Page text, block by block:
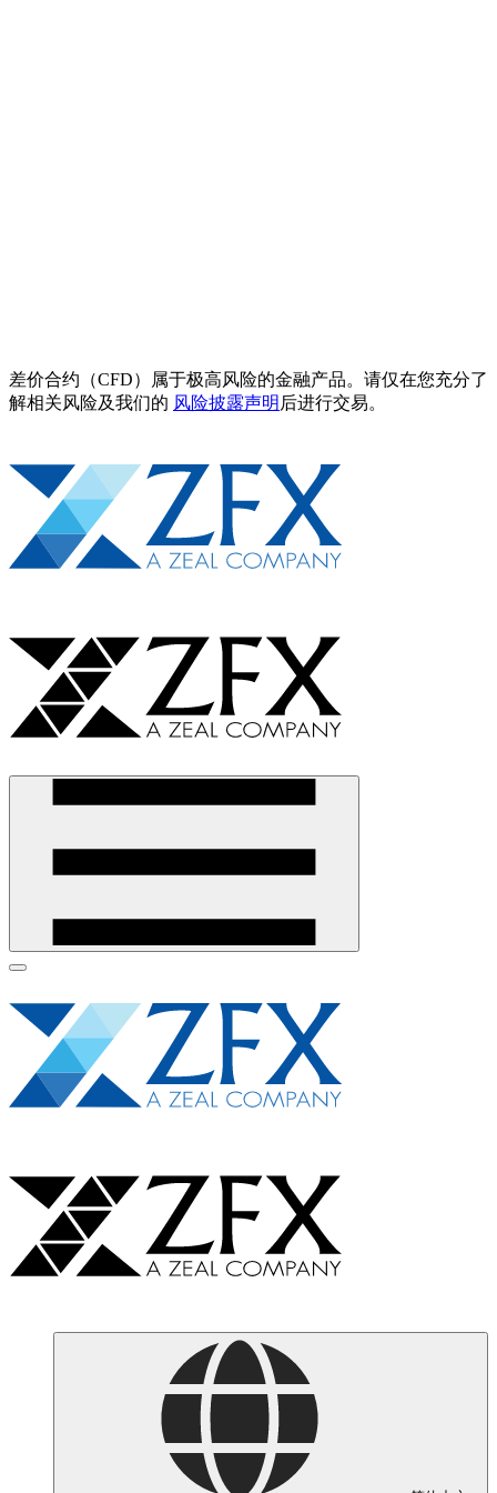
差价合约（CFD）属于极高风险的金融产品。请仅在您充分了
解相关风险及我们的 风险披露声明 后进行交易。